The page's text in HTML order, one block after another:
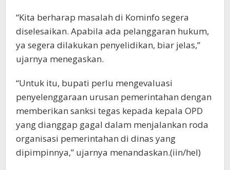
“Kita berharap masalah di Kominfo segera
diselesaikan. Apabila ada pelanggaran hukum,
ya segera dilakukan penyelidikan, biar jelas,”
ujarnya menegaskan.
“Untuk itu, bupati perlu mengevaluasi
penyelenggaraan urusan pemerintahan dengan
memberikan sanksi tegas kepada kepala OPD
yang dianggap gagal dalam menjalankan roda
organisasi pemerintahan di dinas yang
dipimpinnya,” ujarnya menandaskan.(iin/hel)